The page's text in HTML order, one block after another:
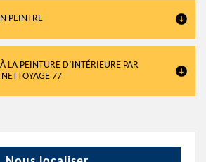
PEINTRE
LA PEINTURE D’INTÉRIEURE PAR
77